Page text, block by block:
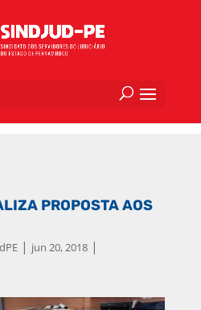
PROPOSTA AOS
| jun 20, 2018|